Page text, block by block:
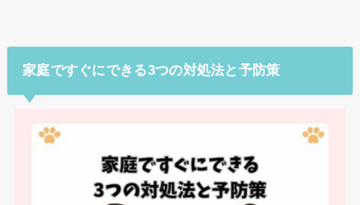
家庭ですぐにできる3つの対処法と予防策